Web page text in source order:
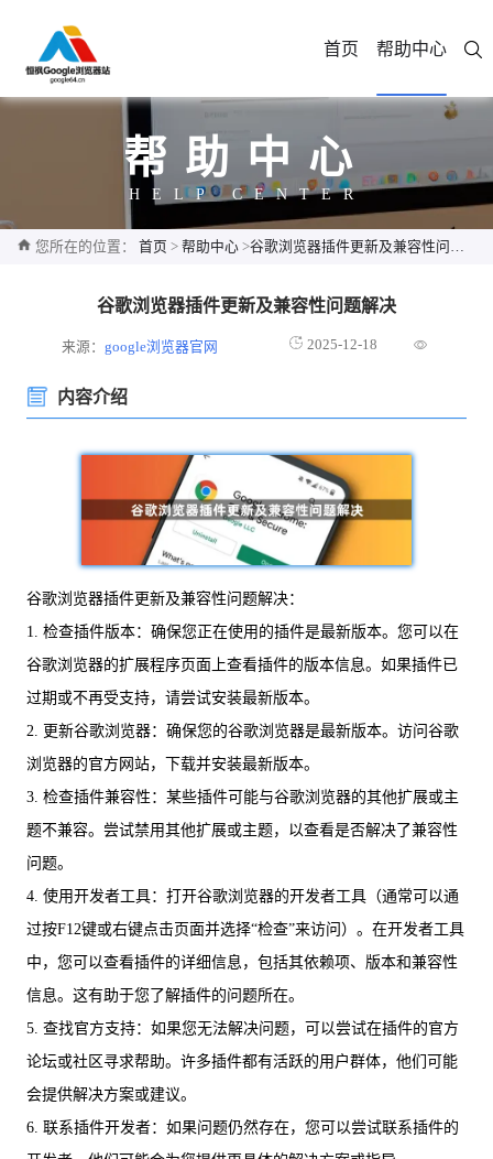
首页 帮助中心
帮助中心
HELP CENTER
您所在的位置： 首页 > 帮助中心 >谷歌浏览器插件更新及兼容性问题解决
谷歌浏览器插件更新及兼容性问题解决
来源：google浏览器官网 2025-12-18
内容介绍
谷歌浏览器插件更新及兼容性问题解决：
1. 检查插件版本：确保您正在使用的插件是最新版本。您可以在
谷歌浏览器的扩展程序页面上查看插件的版本信息。如果插件已
过期或不再受支持，请尝试安装最新版本。
2. 更新谷歌浏览器：确保您的谷歌浏览器是最新版本。访问谷歌
浏览器的官方网站，下载并安装最新版本。
3. 检查插件兼容性：某些插件可能与谷歌浏览器的其他扩展或主
题不兼容。尝试禁用其他扩展或主题，以查看是否解决了兼容性
问题。
4. 使用开发者工具：打开谷歌浏览器的开发者工具（通常可以通
过按F12键或右键点击页面并选择“检查”来访问）。在开发者工具
中，您可以查看插件的详细信息，包括其依赖项、版本和兼容性
信息。这有助于您了解插件的问题所在。
5. 查找官方支持：如果您无法解决问题，可以尝试在插件的官方
论坛或社区寻求帮助。许多插件都有活跃的用户群体，他们可能
会提供解决方案或建议。
6. 联系插件开发者：如果问题仍然存在，您可以尝试联系插件的